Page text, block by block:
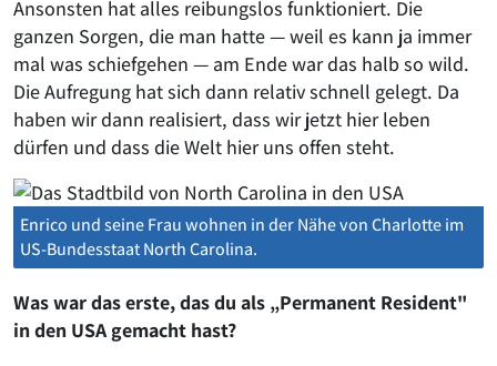
Ansonsten hat alles reibungslos funktioniert. Die
ganzen Sorgen, die man hatte — weil es kann ja immer
mal was schiefgehen — am Ende war das halb so wild.
Die Aufregung hat sich dann relativ schnell gelegt. Da
haben wir dann realisiert, dass wir jetzt hier leben
dürfen und dass die Welt hier uns offen steht.
Enrico und seine Frau wohnen in der Nähe von Charlotte im
US-Bundesstaat North Carolina.
Was war das erste, das du als „Permanent Resident"
in den USA gemacht hast?